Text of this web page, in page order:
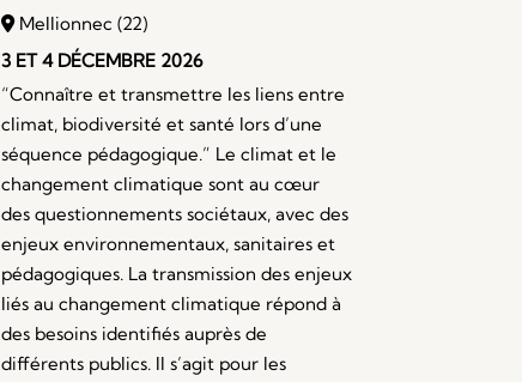
Mellionnec (22)
3 ET 4 DÉCEMBRE 2026
“Connaître et transmettre les liens entre
climat, biodiversité et santé lors d’une
séquence pédagogique.” Le climat et le
changement climatique sont au cœur
des questionnements sociétaux, avec des
enjeux environnementaux, sanitaires et
pédagogiques. La transmission des enjeux
liés au changement climatique répond à
des besoins identifiés auprès de
différents publics. Il s’agit pour les